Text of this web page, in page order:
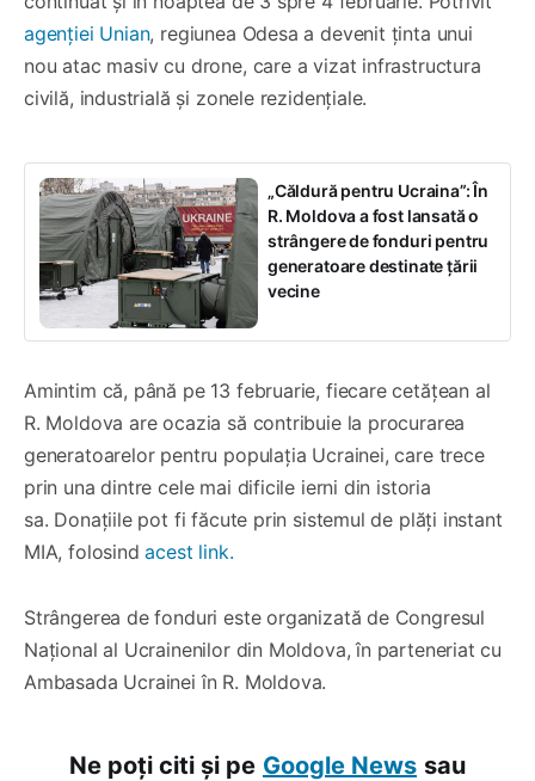
agenției Unian, regiunea Odesa a devenit ținta unui
nou atac masiv cu drone, care a vizat infrastructura
civilă, industrială și zonele rezidențiale.
„Căldură pentru Ucraina”: În
R. Moldova a fost lansată o
strângere de fonduri pentru
generatoare destinate țării
vecine
Amintim că, până pe 13 februarie, fiecare cetățean al
R. Moldova are ocazia să contribuie la procurarea
generatoarelor pentru populația Ucrainei, care trece
prin una dintre cele mai dificile ierni din istoria
sa. Donațiile pot fi făcute prin sistemul de plăți instant
MIA, folosindacest link.
Strângerea de fonduri este organizată de Congresul
Național al Ucrainenilor din Moldova, în parteneriat cu
Ambasada Ucrainei în R. Moldova.
Ne poți citi și pe Google News sau